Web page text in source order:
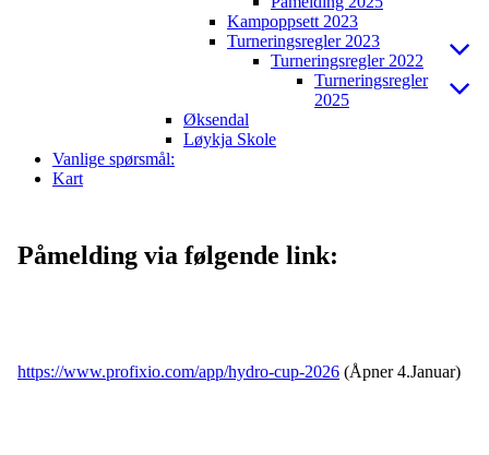
Kampoppsett 2023
Turneringsregler 2023
Turneringsregler 2022
Turneringsregler
2025
Øksendal
Løykja Skole
Vanlige spørsmål:
Kart
Påmelding via følgende link:
https://www.profixio.com/app/hydro-cup-2026 (Åpner 4.Januar)